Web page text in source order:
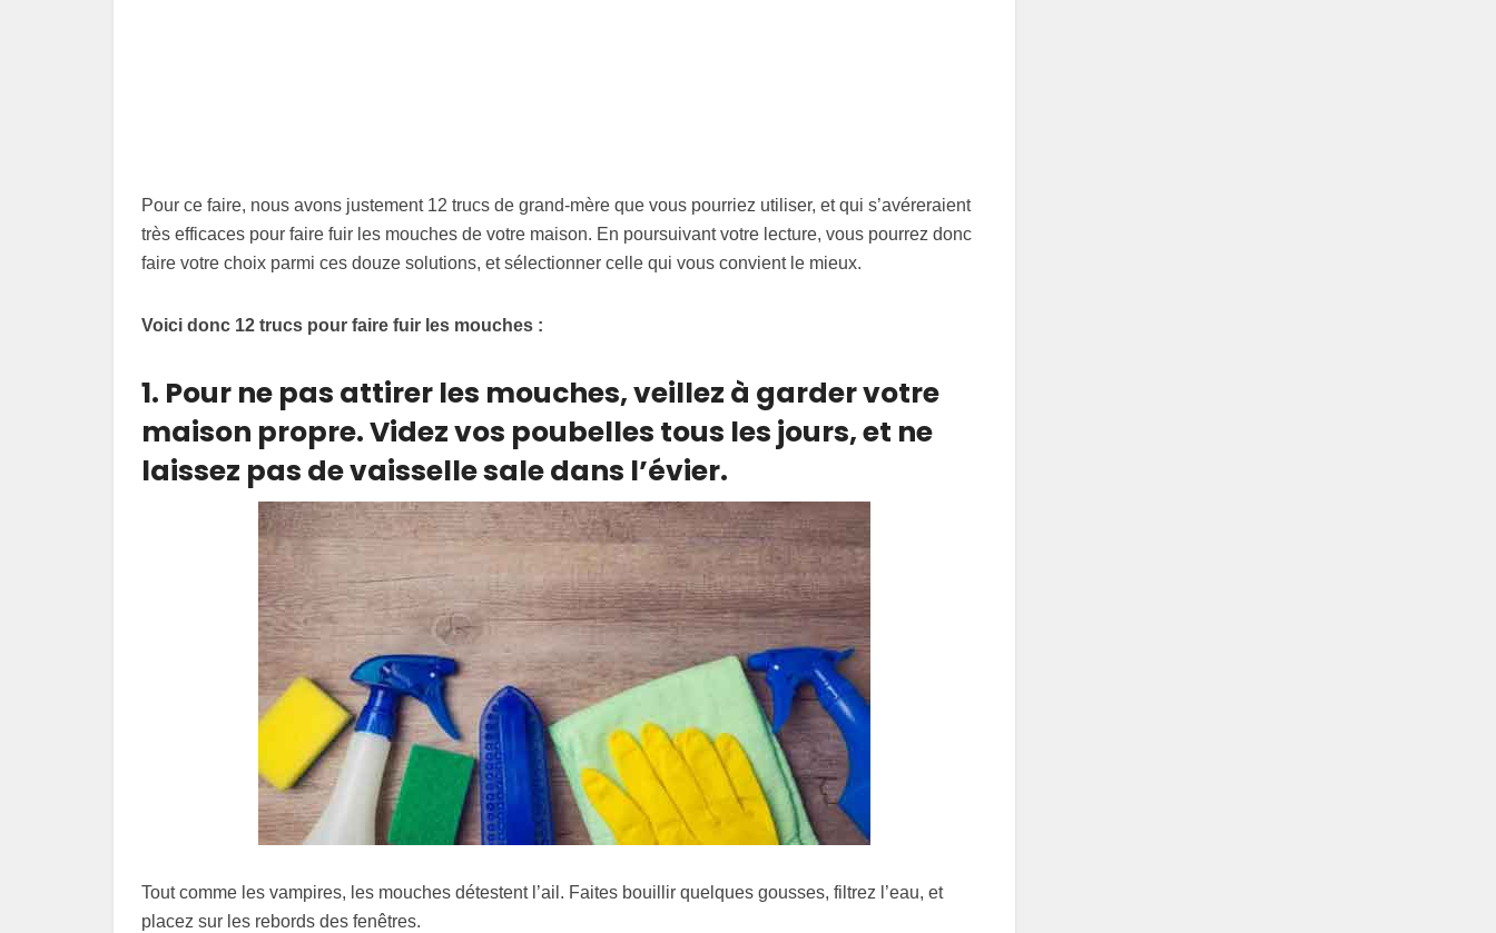
Pour ce faire, nous avons justement 12 trucs de grand-mère que vous pourriez utiliser, et qui s’avéreraient
très efficaces pour faire fuir les mouches de votre maison. En poursuivant votre lecture, vous pourrez donc
faire votre choix parmi ces douze solutions, et sélectionner celle qui vous convient le mieux.
Voici donc 12 trucs pour faire fuir les mouches :
1. Pour ne pas attirer les mouches, veillez à garder votre
maison propre. Videz vos poubelles tous les jours, et ne
laissez pas de vaisselle sale dans l’évier.
Tout comme les vampires, les mouches détestent l’ail. Faites bouillir quelques gousses, filtrez l’eau, et
placez sur les rebords des fenêtres.